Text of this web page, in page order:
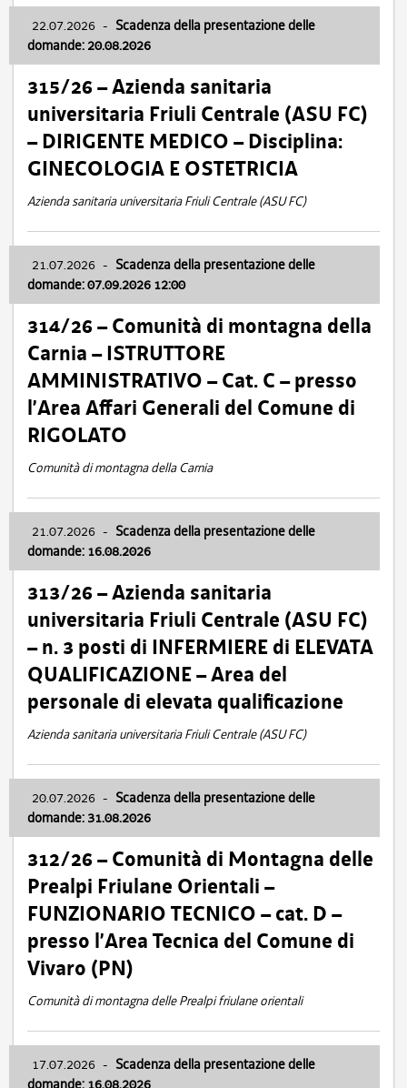
22.07.2026 - Scadenza della presentazione delle
domande: 20.08.2026
315/26 – Azienda sanitaria
universitaria Friuli Centrale (ASU FC)
– DIRIGENTE MEDICO – Disciplina:
GINECOLOGIA E OSTETRICIA
Azienda sanitaria universitaria Friuli Centrale (ASU FC)
21.07.2026 - Scadenza della presentazione delle
domande: 07.09.2026 12:00
314/26 – Comunità di montagna della
Carnia – ISTRUTTORE
AMMINISTRATIVO – Cat. C – presso
l’Area Affari Generali del Comune di
RIGOLATO
Comunità di montagna della Carnia
21.07.2026 - Scadenza della presentazione delle
domande: 16.08.2026
313/26 – Azienda sanitaria
universitaria Friuli Centrale (ASU FC)
– n. 3 posti di INFERMIERE di ELEVATA
QUALIFICAZIONE – Area del
personale di elevata qualificazione
Azienda sanitaria universitaria Friuli Centrale (ASU FC)
20.07.2026 - Scadenza della presentazione delle
domande: 31.08.2026
312/26 – Comunità di Montagna delle
Prealpi Friulane Orientali –
FUNZIONARIO TECNICO – cat. D –
presso l’Area Tecnica del Comune di
Vivaro (PN)
Comunità di montagna delle Prealpi friulane orientali
17.07.2026 - Scadenza della presentazione delle
domande: 16.08.2026